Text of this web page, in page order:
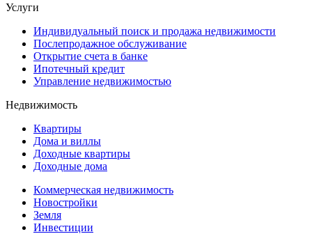
Услуги
Индивидуальный поиск и продажа недвижимости
Послепродажное обслуживание
Открытие счета в банке
Ипотечный кредит
Управление недвижимостью
Недвижимость
Квартиры
Дома и виллы
Доходные квартиры
Доходные дома
Коммерческая недвижимость
Новостройки
Земля
Инвестиции